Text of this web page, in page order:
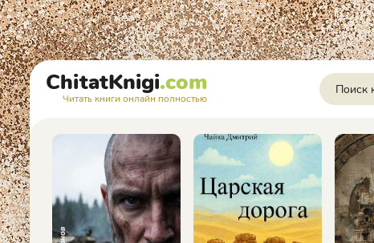
ChitatKnigi.com
Читать книги онлайн полностью